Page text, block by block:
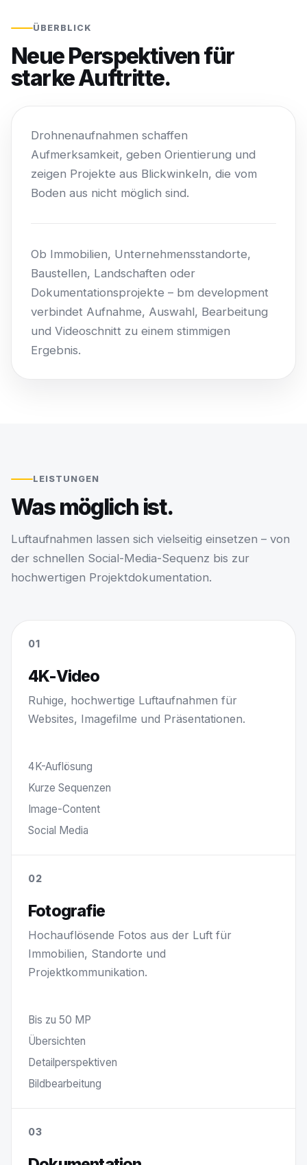
ÜBERBLICK
Neue Perspektiven für
starke Auftritte.
Drohnenaufnahmen schaffen
Aufmerksamkeit, geben Orientierung und
zeigen Projekte aus Blickwinkeln, die vom
Boden aus nicht möglich sind.
Ob Immobilien, Unternehmensstandorte,
Baustellen, Landschaften oder
Dokumentationsprojekte – bm development
verbindet Aufnahme, Auswahl, Bearbeitung
und Videoschnitt zu einem stimmigen
Ergebnis.
LEISTUNGEN
Was möglich ist.
Luftaufnahmen lassen sich vielseitig einsetzen – von
der schnellen Social-Media-Sequenz bis zur
hochwertigen Projektdokumentation.
01
4K-Video
Ruhige, hochwertige Luftaufnahmen für
Websites, Imagefilme und Präsentationen.
4K-Auflösung
Kurze Sequenzen
Image-Content
Social Media
02
Fotografie
Hochauflösende Fotos aus der Luft für
Immobilien, Standorte und
Projektkommunikation.
Bis zu 50 MP
Übersichten
Detailperspektiven
Bildbearbeitung
03